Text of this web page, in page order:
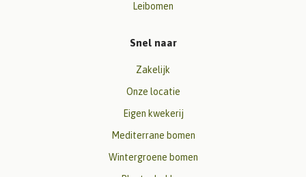
Leibomen
Snel naar
Zakelijk
Onze locatie
Eigen kwekerij
Mediterrane bomen
Wintergroene bomen